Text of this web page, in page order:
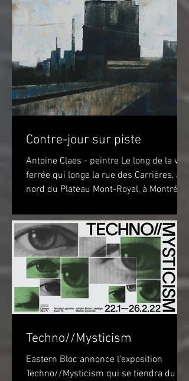
Contre-jour sur piste
Antoine Claes - peintre Le long de la voie
ferrée qui longe la rue des Carrières, au
nord du Plateau Mont-Royal, à Montréal,
Techno//Mysticism
Eastern Bloc annonce l’exposition
Techno//Mysticism qui se tiendra du 22